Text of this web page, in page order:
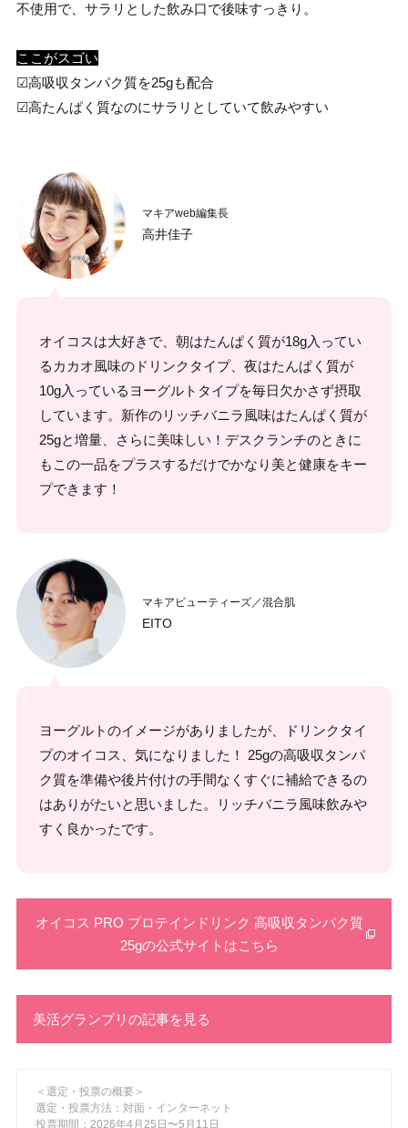
不使用で、サラリとした飲み口で後味すっきり。
ここがスゴい
☑高吸収タンパク質を25gも配合
☑高たんぱく質なのにサラリとしていて飲みやすい
マキアweb編集長
高井佳子
オイコスは大好きで、朝はたんぱく質が18g入ってい
るカカオ風味のドリンクタイプ、夜はたんぱく質が
10g入っているヨーグルトタイプを毎日欠かさず摂取
しています。新作のリッチバニラ風味はたんぱく質が
25gと増量、さらに美味しい！デスクランチのときに
もこの一品をプラスするだけでかなり美と健康をキー
プできます！
マキアビューティーズ／混合肌
EITO
ヨーグルトのイメージがありましたが、ドリンクタイ
プのオイコス、気になりました！ 25gの高吸収タンパ
ク質を準備や後片付けの手間なくすぐに補給できるの
はありがたいと思いました。リッチバニラ風味飲みや
すく良かったです。
オイコス PRO プロテインドリンク 高吸収タンパク質
25gの公式サイトはこちら
美活グランプリの記事を見る
＜選定・投票の概要＞
選定・投票方法：対面・インターネット
投票期間：2026年4月25日〜5月11日